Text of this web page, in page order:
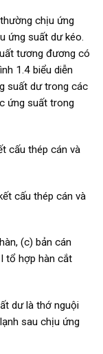
chịu ứng
ứng suất dư kéo.
tương đương có
1.4 biểu diễn
suất dư trong các
ứng suất trong
cấu thép cán và
(c) bản cán
tổ hợp hàn cắt
dư là thớ nguội
sau chịu ứng